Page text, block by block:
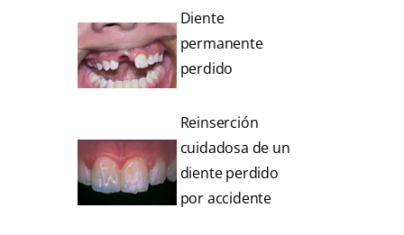
Diente
permanente
perdido
Reinserción
cuidadosa de un
diente perdido
por accidente